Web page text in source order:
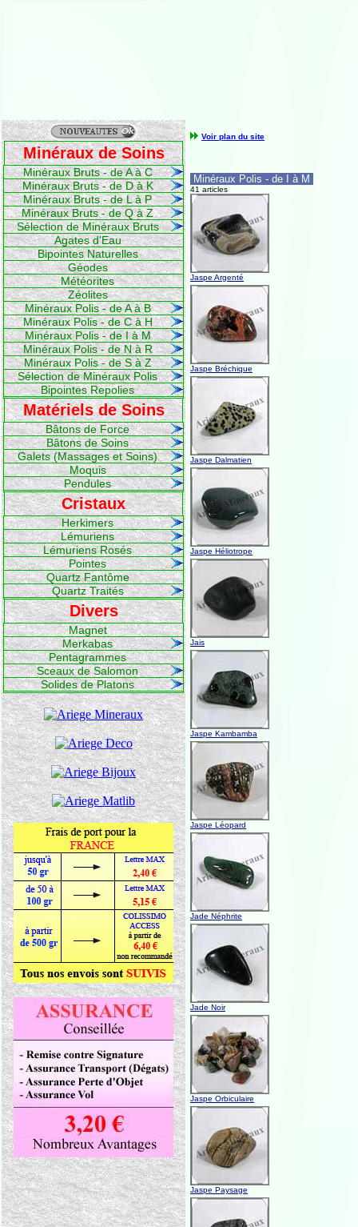
Minéraux de Soins
Minéraux Bruts - de A à C
Minéraux Bruts - de D à K
Minéraux Bruts - de L à P
Minéraux Bruts - de Q à Z
Sélection de Minéraux Bruts
Agates d'Eau
Bipointes Naturelles
Géodes
Météorites
Zéolites
Minéraux Polis - de A à B
Minéraux Polis - de C à H
Minéraux Polis - de I à M
Minéraux Polis - de N à R
Minéraux Polis - de S à Z
Sélection de Minéraux Polis
Bipointes Repolies
Matériels de Soins
Bâtons de Force
Bâtons de Soins
Galets (Massages et Soins)
Moquis
Pendules
Cristaux
Herkimers
Lémuriens
Lémuriens Rosés
Pointes
Quartz Fantôme
Quartz Traités
Divers
Magnet
Merkabas
Pentagrammes
Sceaux de Salomon
Solides de Platons
Voir plan du site
Minéraux Polis - de I à M
41 articles
Jaspe Argenté
Jaspe Bréchique
Jaspe Dalmatien
Jaspe Héliotrope
Jais
Jaspe Kambamba
Jaspe Léopard
Jade Néphrite
Jade Noir
Jaspe Orbiculaire
Jaspe Paysage